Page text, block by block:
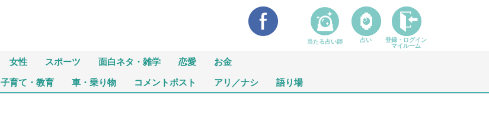
女性 スポーツ 面白ネタ・雑学 恋愛 お金
子育て・教育 車・乗り物 コメントポスト アリ／ナシ 語り場
当たる占い師 占い
登録・ログイン
マイルーム